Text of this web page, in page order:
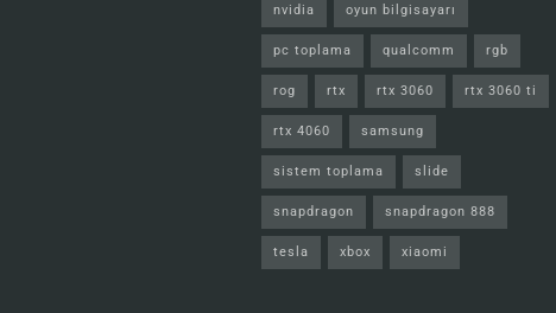
nvidia oyun bilgisayarı
pc toplama qualcomm rgb
rog rtx rtx 3060 rtx 3060 ti
rtx 4060 samsung
sistem toplama slide
snapdragon snapdragon 888
tesla xbox xiaomi